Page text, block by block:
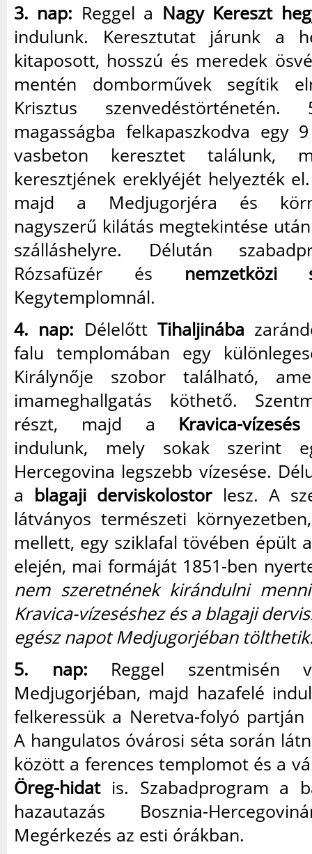
3. nap: Reggel a Nagy Kereszt
indulunk. Keresztutat járunk a
kitaposott, hosszú és meredek
mentén domborművek segítik
Krisztus
magasságba felkapaszkodva egy
vasbeton keresztet találunk,
keresztjének ereklyéjét helyezték
majd a Medjugorjéra és
nagyszerű kilátás megtekintése
szálláshelyre. Délután
Rózsafüzér és nemzetközi
Kegytemplomnál.
4. nap: DélelőttTihaljinába
falu templomában egy
Királynője szobor található,
imameghallgatás köthető.
részt, majd a Kravica-vízesés
indulunk, mely sokak szerint
Hercegovina legszebb vízesése.
a blagaji derviskolostorlesz. A
látványos természeti
mellett, egy sziklafal tövében épült
elején, mai formáját 1851-ben
nem szeretnének kirándulni
Kravica-vízeséshez és a blagaji
egész napot Medjugorjéban
5. nap: Reggel szentmisén
Medjugorjéban, majd hazafelé
felkeressük a Neretva-folyó
A hangulatos óvárosi séta során
között a ferences templomot és a
Öreg-hidatis. Szabadprogram a
hazautazás Bosznia-
Megérkezés az esti órákban.